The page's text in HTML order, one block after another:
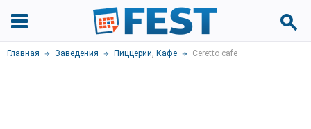
Главная Заведения Пиццерии, Кафе Ceretto cafe